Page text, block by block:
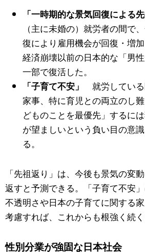
「一時期的な景気回復による先
（主に未婚の）就労者の間で
復により雇用機会が回復・増
経済崩壊以前の日本的な「男
一部で復活した。
「子育て不安」
就労してい
家事、特に育児との両立のし
どものことを最優先」するに
が望ましいという負い目の意
る。
「先祖返り」は、今後も景気の変
返すと予測できる。「子育て不安
不透明さや日本の子育てに関する
考慮すれば、これからも根強く続く
性別分業が強固な日本社会